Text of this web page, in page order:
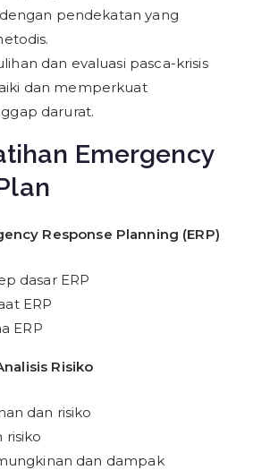
pendekatan yang
dan evaluasi pasca-krisis
dan memperkuat
darurat.
Emergency
Response Planning (ERP)
dasar ERP
ERP
ERP
Risiko
dan risiko
risiko
dan dampak